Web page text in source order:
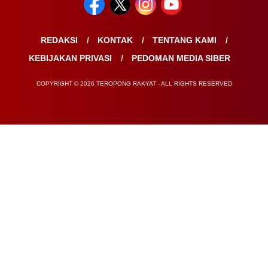
REDAKSI KONTAK
TENTANG KAMI
KEBIJAKAN PRIVASI
PEDOMAN MEDIA SIBER
COPYRIGHT © 2026 TEROPONG RAKYAT - ALL RIGHTS RESERVED